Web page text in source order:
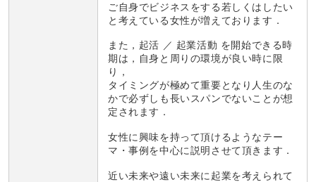
ご自身でビジネスをする若しくはしたい
と考えている女性が増えております．
また，起活 ／ 起業活動 を開始できる時
期は，自身と周りの環境が良い時に限
り，
タイミングが極めて重要となり人生のな
かで必ずしも長いスパンでないことが想
定されます．
女性に興味を持って頂けるようなテー
マ・事例を中心に説明させて頂きます．
近い未来や遠い未来に起業を考えられて